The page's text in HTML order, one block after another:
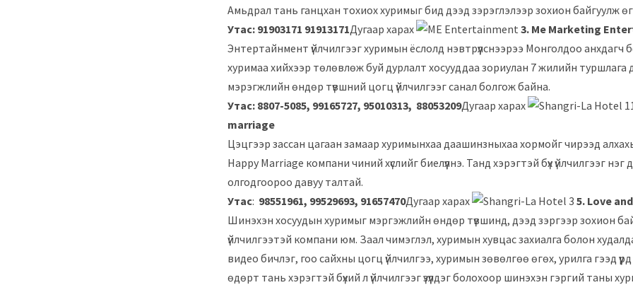
Амьдрал тань ганцхан тохиох хуримыг бид дээд зэрэглэлээр зохион байгуулж
Утас: 91903171 91913171Дугаар харах
3. Me Marketing
Энтертайнмент үйлчилгээг хуримын ёслолд нэвтрүүлснээрээ Монголдоо анхдагч
хуримаа хийхээр төлөвлөж буй дурлалт хосууддаа зориулан 7 жилийн туршлага
мэрэгжлийн өндөр түвшний цогц үйлчилгээг санал болгож байна.
Утас: 8807-5085, 99165727, 95010313, 88053209Дугаар харах
marriage
Цэцгээр зассан цагаан замаар хуримынхаа даашинзныхаа хормойг чирээд
Happy Marriage компани чиний хүслийг биелүүлнэ. Танд хэрэгтэй бүх үйлчилгээг нэг
олгодгоороо давуу талтай.
Утас: 98551961, 99529693, 91657470Дугаар харах
5. Love
Шинэхэн хосуудын хуримыг мэргэжлийн өндөр түвшинд, дээд зэргээр зохион
үйлчилгээтэй компани юм. Заал чимэглэл, хуримын хувцас захиалга болон
видео бичлэг, гоо сайхны цогц үйлчилгээ, хуримын зөвөлгөө өгөх, урилга гээд үүрд
өдөрт тань хэрэгтэй бүхий л үйлчилгээг үзүүлдэг болохоор шинэхэн гэргий таны